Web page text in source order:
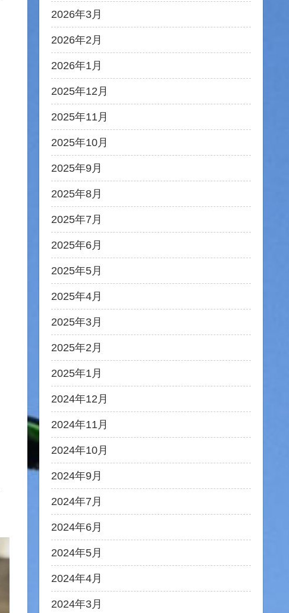
2026年3月
2026年2月
2026年1月
2025年12月
2025年11月
2025年10月
2025年9月
2025年8月
2025年7月
2025年6月
2025年5月
2025年4月
2025年3月
2025年2月
2025年1月
2024年12月
2024年11月
2024年10月
2024年9月
2024年7月
2024年6月
2024年5月
2024年4月
2024年3月